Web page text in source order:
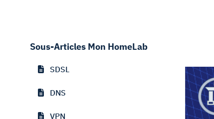
Sous-Articles Mon HomeLab
SDSL
DNS
VPN